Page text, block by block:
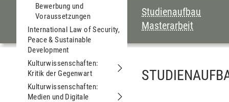
Bewerbung und
Voraussetzungen
International Law of Security,
Peace & Sustainable
Development
Kulturwissenschaften:
Kritik der Gegenwart
Untermenu Kulturwissenschaften:
Kulturwissenschaften:
Medien und Digitale
Studienaufbau
Masterarbeit